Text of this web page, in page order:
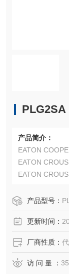
PLG2SA
产品简介：
EATON
EATON
EATON
Co.,Ltd
产品型号：
更新时间：
厂商性质：
访 问 量 ：